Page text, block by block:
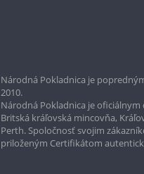
Národná Pokladnica je
2010.
Národná Pokladnica je
Britská kráľovská mincovňa,
Perth. Spoločnosť svojim
priloženým Certifikátom